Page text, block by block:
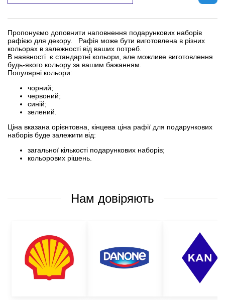
Пропонуємо доповнити наповнення подарункових наборів
рафією для декору. Рафія може бути виготовлена в різних
кольорах в залежності від ваших потреб.
В наявності є стандартні кольори, але можливе виготовлення
будь-якого кольору за вашим бажанням.
Популярні кольори:
чорний;
червоний;
синій;
зелений.
Ціна вказана орієнтовна, кінцева ціна рафії для подарункових
наборів буде залежити від:
загальної кількості подарункових наборів;
кольорових рішень.
Нам довіряють